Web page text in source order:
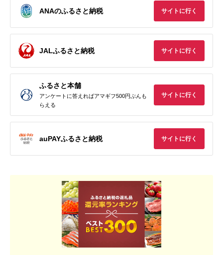
ANAのふるさと納税 サイトに行く
JALふるさと納税 サイトに行く
ふるさと本舗
アンケートに答えればアマギフ500円ぶんも
らえる
サイトに行く
auPAYふるさと納税 サイトに行く